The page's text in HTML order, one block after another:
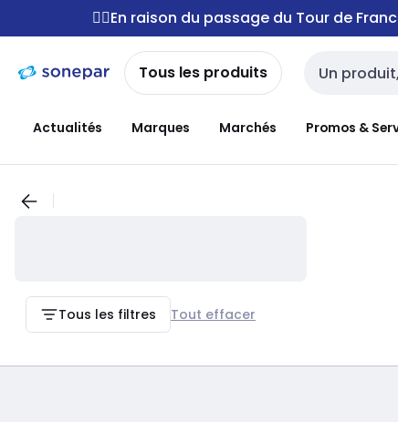
navigation
Passer
au
contenu
🚴‍♂️En raison du passage du Tour de
Tous les produits Entrée de
Actualités Marques Marchés Promos &
Tous les filtres Tout effacer